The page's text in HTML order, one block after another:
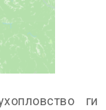
ги